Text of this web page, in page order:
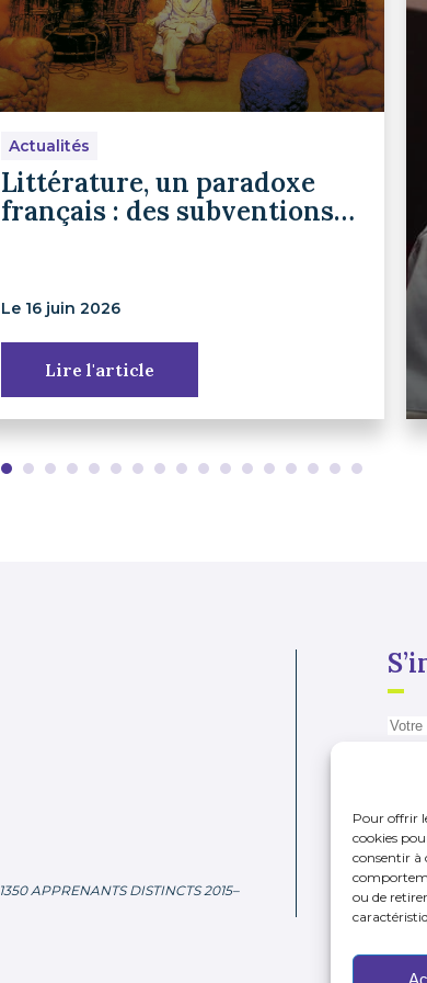
Pour offrir
cookies
consentir à
ou de
Actualités
Littérature, un paradoxe
français : des subventions
Le 16 juin 2026
Lire l'article
1350 APPRENANTS DISTINCTS 2015–